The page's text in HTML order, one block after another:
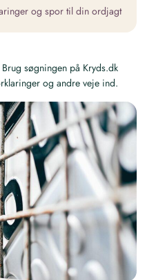
og spor til din ordjagt
søgningen på Kryds.dk
og andre veje ind.